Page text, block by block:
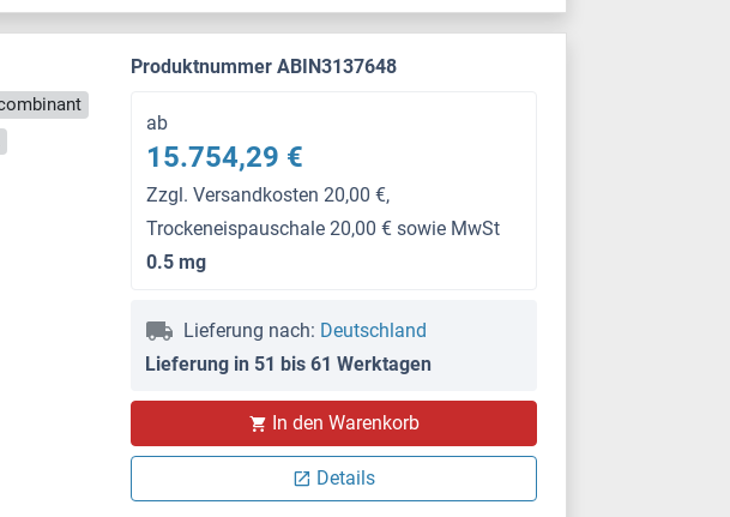
Produktnummer ABIN3137648
ab
15.754,29 €
Zzgl. Versandkosten 20,00 €,
Trockeneispauschale 20,00 € sowie MwSt
0.5 mg
Lieferung nach: Deutschland
Lieferung in 51 bis 61 Werktagen
In den Warenkorb
Details